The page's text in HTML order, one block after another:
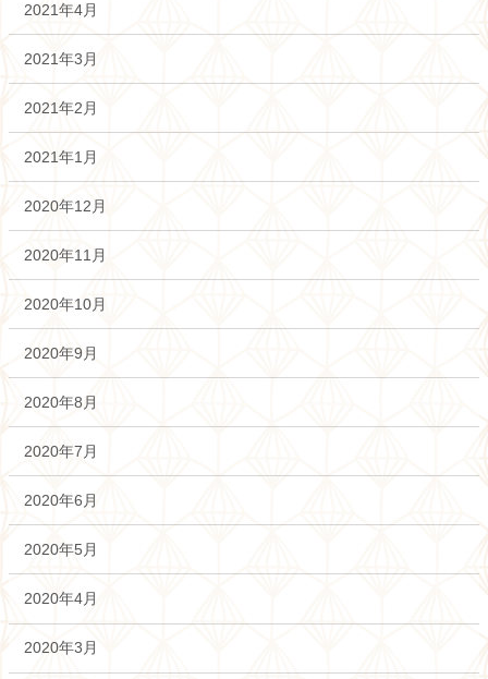
2021年4月
2021年3月
2021年2月
2021年1月
2020年12月
2020年11月
2020年10月
2020年9月
2020年8月
2020年7月
2020年6月
2020年5月
2020年4月
2020年3月